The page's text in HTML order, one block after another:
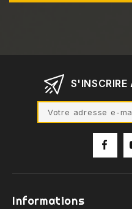
S'INSCRIRE
Informations